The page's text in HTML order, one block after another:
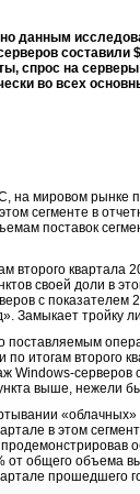
данным
составили
спрос на
во всех
на мировом рынке
сегменте в
поставок
второго
своей доли в
с
Замыкает тройку
поставляемым
по итогам второго
Windows-серверов
выше, нежели
в этом
от общего объема
прошедшего